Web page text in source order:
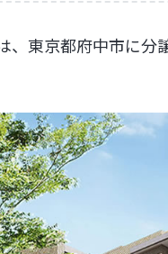
、東京都府中市に分